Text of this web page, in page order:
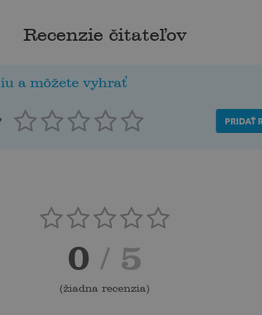
Recenzie čitateľov
a môžete vyhrať
PRIDAŤ
0 / 5
(žiadna recenzia)